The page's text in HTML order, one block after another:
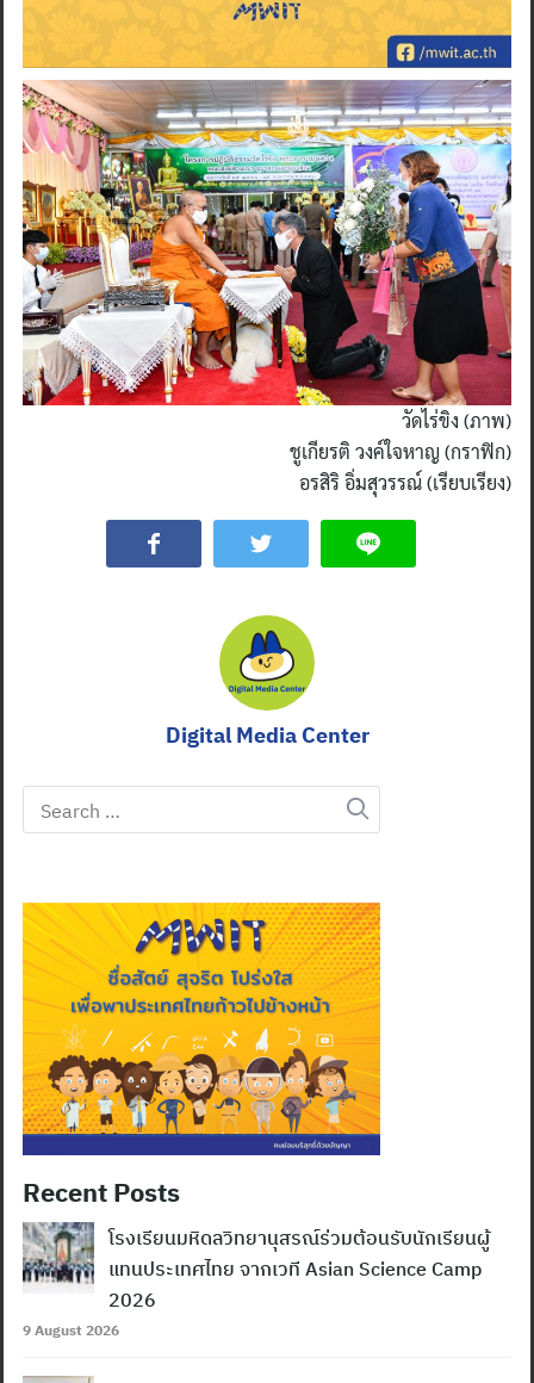
วัดไร่ขิง (ภาพ)
ชูเกียรติ วงค์ใจหาญ (กราฟิก)
อรสิริ อิ่มสุวรรณ์ (เรียบเรียง)
Digital Media Center
Search
for:
Recent Posts
โรงเรียนมหิดลวิทยานุสรณ์ร่วมต้อนรับนักเรียนผู้
แทนประเทศไทย จากเวที Asian Science Camp
2026
9 August 2026